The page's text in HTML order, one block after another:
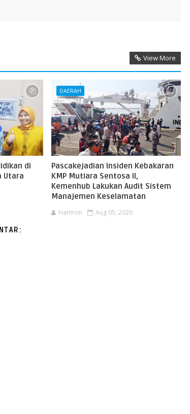
View More
di
Utara
DAERAH
Pascakejadian Insiden Kebakaran
KMP Mutiara Sentosa II,
Kemenhub Lakukan Audit Sistem
Manajemen Keselamatan
Hamron Aug 05, 2026